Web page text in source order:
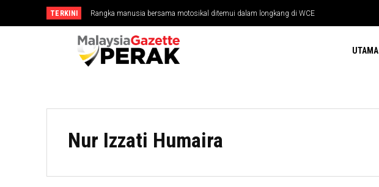
TERKINI Rangka manusia bersama motosikal ditemui dalam longkang di WCE
UTAMA
Nur Izzati Humaira